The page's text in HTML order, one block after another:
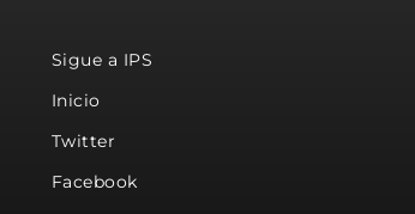
Sigue a IPS
Inicio
Twitter
Facebook